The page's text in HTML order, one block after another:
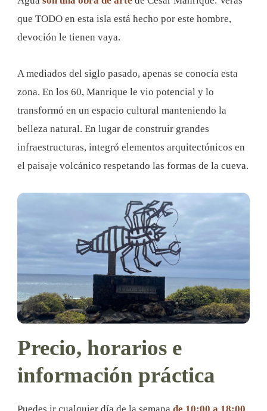
que TODO en esta isla está hecho por este hombre,
devoción le tienen vaya.
A mediados del siglo pasado, apenas se conocía esta
zona. En los 60, Manrique le vio potencial y lo
transformó en un espacio cultural manteniendo la
belleza natural. En lugar de construir grandes
infraestructuras, integró elementos arquitectónicos en
el paisaje volcánico respetando las formas de la cueva.
Precio, horarios e
información práctica